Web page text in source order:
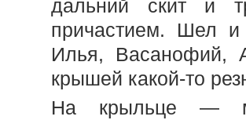
дальний скит и
причастием. Шел
Илья, Васанофий,
крышей какой-то
На крыльце —